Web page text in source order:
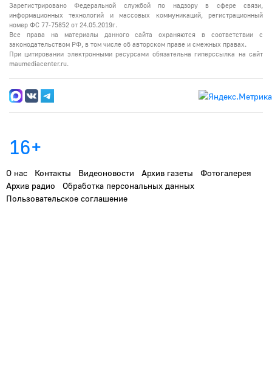
Зарегистрировано Федеральной службой по надзору в сфере связи,
информационных технологий и массовых коммуникаций, регистрационный
номер ФС 77-75852 от 24.05.2019г.
Все права на материалы данного сайта охраняются в соответствии с
законодательством РФ, в том числе об авторском праве и смежных правах.
При цитировании электронными ресурсами обязательна гиперссылка на сайт
maumediacenter.ru.
16+
О нас Контакты Видеоновости Архив газеты
Фотогалерея
Архив радио
Обработка персональных данных
Пользовательское соглашение